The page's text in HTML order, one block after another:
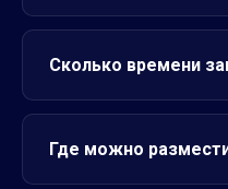
Сколько времени
Где можно